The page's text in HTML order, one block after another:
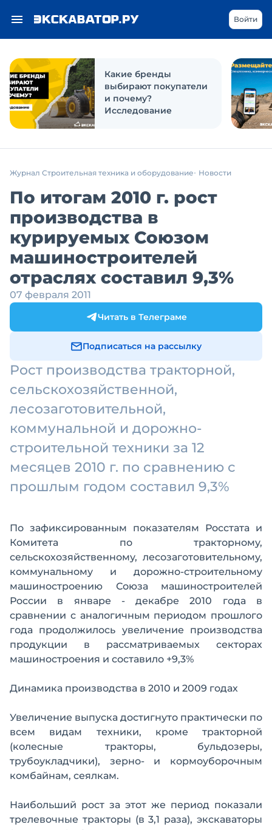
Войти
Какие бренды
выбирают покупатели
и почему?
Исследование
Журнал Строительная техника и оборудование Новости
По итогам 2010 г. рост
производства в
курируемых Союзом
машиностроителей
отраслях составил 9,3%
07 февраля 2011
Читать в Телеграме
Подписаться на рассылку
Рост производства тракторной,
сельскохозяйственной,
лесозаготовительной,
коммунальной и дорожно-
строительной техники за 12
месяцев 2010 г. по сравнению с
прошлым годом составил 9,3%
По зафиксированным показателям Росстата и
Комитета по тракторному,
сельскохозяйственному, лесозаготовительному,
коммунальному и дорожно-строительному
машиностроению Союза машиностроителей
России в январе - декабре 2010 года в
сравнении с аналогичным периодом прошлого
года продолжилось увеличение производства
продукции в рассматриваемых секторах
машиностроения и составило +9,3%
Динамика производства в 2010 и 2009 годах
Увеличение выпуска достигнуто практически по
всем видам техники, кроме тракторной
(колесные тракторы, бульдозеры,
трубоукладчики), зерно- и кормоуборочным
комбайнам, сеялкам.
Наибольший рост за этот же период показали
трелевочные тракторы (в 3,1 раза), экскаваторы